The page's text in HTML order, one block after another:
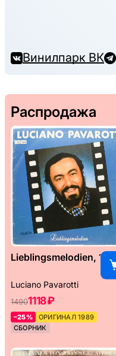
Винилпарк ВК
Распродажа
Lieblingsmelodien, 1989
Luciano Pavarotti
14901118 ₽
–25%
ОРИГИНАЛ 1989
СБОРНИК